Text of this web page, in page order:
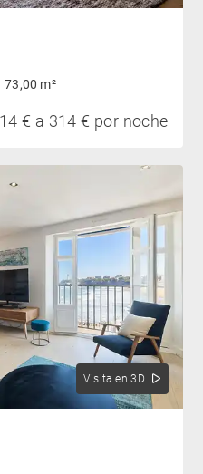
73,00 m²
€ a 314 € por noche
Visita en 3D